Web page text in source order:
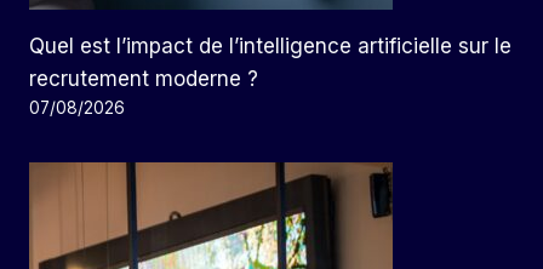
Quel est l’impact de l’intelligence artificielle sur le
recrutement moderne ?
07/08/2026